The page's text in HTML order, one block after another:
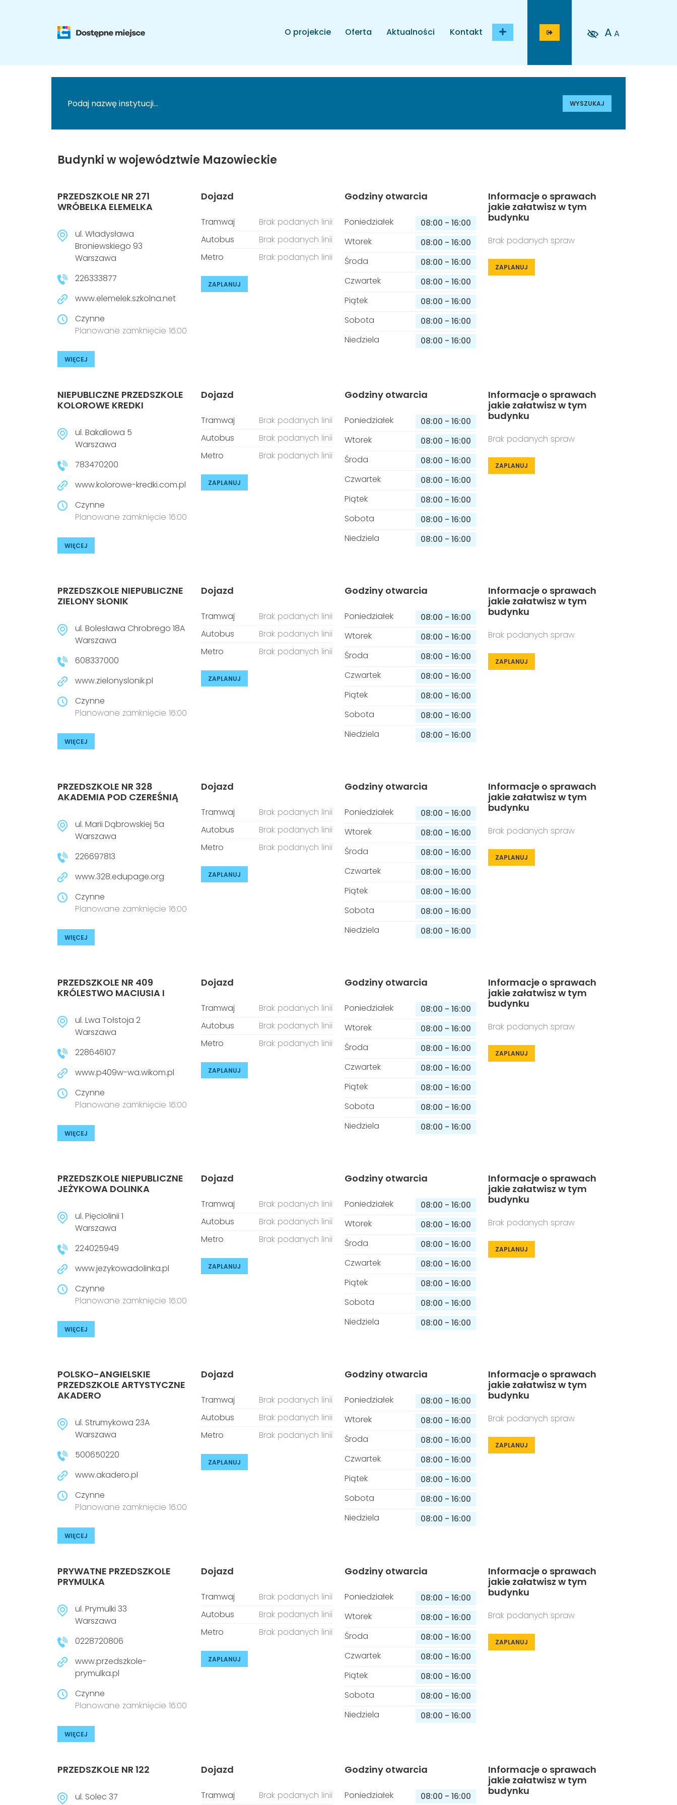
O projekcie Oferta Aktualności Kontakt A A
WYSZUKAJ
Budynki w województwie Mazowieckie
PRZEDSZKOLE NR 271
WRÓBELKA ELEMELKA
ul. Władysława
Broniewskiego 93
Warszawa
226333877
www.elemelek.szkolna.net
Czynne
Planowane zamknięcie 16:00
WIĘCEJ
Dojazd
Tramwaj
Brak podanych linii
Autobus
Brak podanych linii
Metro
Brak podanych linii
ZAPLANUJ
Godziny otwarcia
Poniedziałek 08:00 - 16:00
Wtorek
08:00 - 16:00
Środa
08:00 - 16:00
Czwartek
08:00 - 16:00
Piątek
08:00 - 16:00
Sobota
08:00 - 16:00
Niedziela
08:00 - 16:00
Informacje o sprawach
jakie załatwisz w tym
budynku
Brak podanych spraw
ZAPLANUJ
NIEPUBLICZNE PRZEDSZKOLE
KOLOROWE KREDKI
ul. Bakaliowa 5
Warszawa
783470200
www.kolorowe-kredki.com.pl
Czynne
Planowane zamknięcie 16:00
WIĘCEJ
Dojazd
Tramwaj
Brak podanych linii
Autobus
Brak podanych linii
Metro
Brak podanych linii
ZAPLANUJ
Godziny otwarcia
Poniedziałek 08:00 - 16:00
Wtorek
08:00 - 16:00
Środa
08:00 - 16:00
Czwartek
08:00 - 16:00
Piątek
08:00 - 16:00
Sobota
08:00 - 16:00
Niedziela
08:00 - 16:00
Informacje o sprawach
jakie załatwisz w tym
budynku
Brak podanych spraw
ZAPLANUJ
PRZEDSZKOLE NIEPUBLICZNE
ZIELONY SŁONIK
ul. Bolesława Chrobrego 18A
Warszawa
608337000
www.zielonyslonik.pl
Czynne
Planowane zamknięcie 16:00
WIĘCEJ
Dojazd
Tramwaj
Brak podanych linii
Autobus
Brak podanych linii
Metro
Brak podanych linii
ZAPLANUJ
Godziny otwarcia
Poniedziałek 08:00 - 16:00
Wtorek
08:00 - 16:00
Środa
08:00 - 16:00
Czwartek
08:00 - 16:00
Piątek
08:00 - 16:00
Sobota
08:00 - 16:00
Niedziela
08:00 - 16:00
Informacje o sprawach
jakie załatwisz w tym
budynku
Brak podanych spraw
ZAPLANUJ
PRZEDSZKOLE NR 328
AKADEMIA POD CZEREŚNIĄ
ul. Marii Dąbrowskiej 5a
Warszawa
226697813
www.328.edupage.org
Czynne
Planowane zamknięcie 16:00
WIĘCEJ
Dojazd
Tramwaj
Brak podanych linii
Autobus
Brak podanych linii
Metro
Brak podanych linii
ZAPLANUJ
Godziny otwarcia
Poniedziałek 08:00 - 16:00
Wtorek
08:00 - 16:00
Środa
08:00 - 16:00
Czwartek
08:00 - 16:00
Piątek
08:00 - 16:00
Sobota
08:00 - 16:00
Niedziela
08:00 - 16:00
Informacje o sprawach
jakie załatwisz w tym
budynku
Brak podanych spraw
ZAPLANUJ
PRZEDSZKOLE NR 409
KRÓLESTWO MACIUSIA I
ul. Lwa Tołstoja 2
Warszawa
228646107
www.p409w-wa.wikom.pl
Czynne
Planowane zamknięcie 16:00
WIĘCEJ
Dojazd
Tramwaj
Brak podanych linii
Autobus
Brak podanych linii
Metro
Brak podanych linii
ZAPLANUJ
Godziny otwarcia
Poniedziałek 08:00 - 16:00
Wtorek
08:00 - 16:00
Środa
08:00 - 16:00
Czwartek
08:00 - 16:00
Piątek
08:00 - 16:00
Sobota
08:00 - 16:00
Niedziela
08:00 - 16:00
Informacje o sprawach
jakie załatwisz w tym
budynku
Brak podanych spraw
ZAPLANUJ
PRZEDSZKOLE NIEPUBLICZNE
JEŻYKOWA DOLINKA
ul. Pięciolinii 1
Warszawa
224025949
www.jezykowadolinka.pl
Czynne
Planowane zamknięcie 16:00
WIĘCEJ
Dojazd
Tramwaj
Brak podanych linii
Autobus
Brak podanych linii
Metro
Brak podanych linii
ZAPLANUJ
Godziny otwarcia
Poniedziałek 08:00 - 16:00
Wtorek
08:00 - 16:00
Środa
08:00 - 16:00
Czwartek
08:00 - 16:00
Piątek
08:00 - 16:00
Sobota
08:00 - 16:00
Niedziela
08:00 - 16:00
Informacje o sprawach
jakie załatwisz w tym
budynku
Brak podanych spraw
ZAPLANUJ
POLSKO-ANGIELSKIE
PRZEDSZKOLE ARTYSTYCZNE
AKADERO
ul. Strumykowa 23A
Warszawa
500650220
www.akadero.pl
Czynne
Planowane zamknięcie 16:00
WIĘCEJ
Dojazd
Tramwaj
Brak podanych linii
Autobus
Brak podanych linii
Metro
Brak podanych linii
ZAPLANUJ
Godziny otwarcia
Poniedziałek 08:00 - 16:00
Wtorek
08:00 - 16:00
Środa
08:00 - 16:00
Czwartek
08:00 - 16:00
Piątek
08:00 - 16:00
Sobota
08:00 - 16:00
Niedziela
08:00 - 16:00
Informacje o sprawach
jakie załatwisz w tym
budynku
Brak podanych spraw
ZAPLANUJ
PRYWATNE PRZEDSZKOLE
PRYMULKA
ul. Prymulki 33
Warszawa
0228720806
www.przedszkole-
prymulka.pl
Czynne
Planowane zamknięcie 16:00
WIĘCEJ
Dojazd
Tramwaj
Brak podanych linii
Autobus
Brak podanych linii
Metro
Brak podanych linii
ZAPLANUJ
Godziny otwarcia
Poniedziałek 08:00 - 16:00
Wtorek
08:00 - 16:00
Środa
08:00 - 16:00
Czwartek
08:00 - 16:00
Piątek
08:00 - 16:00
Sobota
08:00 - 16:00
Niedziela
08:00 - 16:00
Informacje o sprawach
jakie załatwisz w tym
budynku
Brak podanych spraw
ZAPLANUJ
PRZEDSZKOLE NR 122
ul. Solec 37
Dojazd
Tramwaj Brak podanych linii
Godziny otwarcia
Poniedziałek 08:00 - 16:00
Informacje o sprawach
jakie załatwisz w tym
budynku